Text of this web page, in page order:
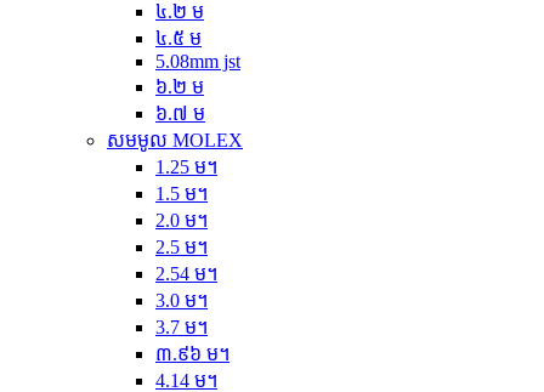
៤.២ ម
៤.៥ ម
5.08mm jst
៦.២ ម
៦.៧ ម
សមមូល MOLEX
1.25 ម។
1.5 ម។
2.0 ម។
2.5 ម។
2.54 ម។
3.0 ម។
3.7 ម។
៣.៩៦ ម។
4.14 ម។